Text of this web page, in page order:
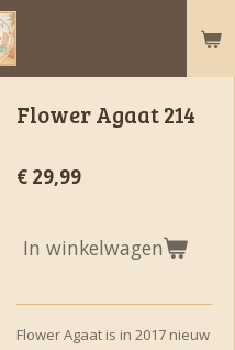
Flower Agaat 214
€ 29,99
In winkelwagen
Flower Agaat is in 2017 nieuw